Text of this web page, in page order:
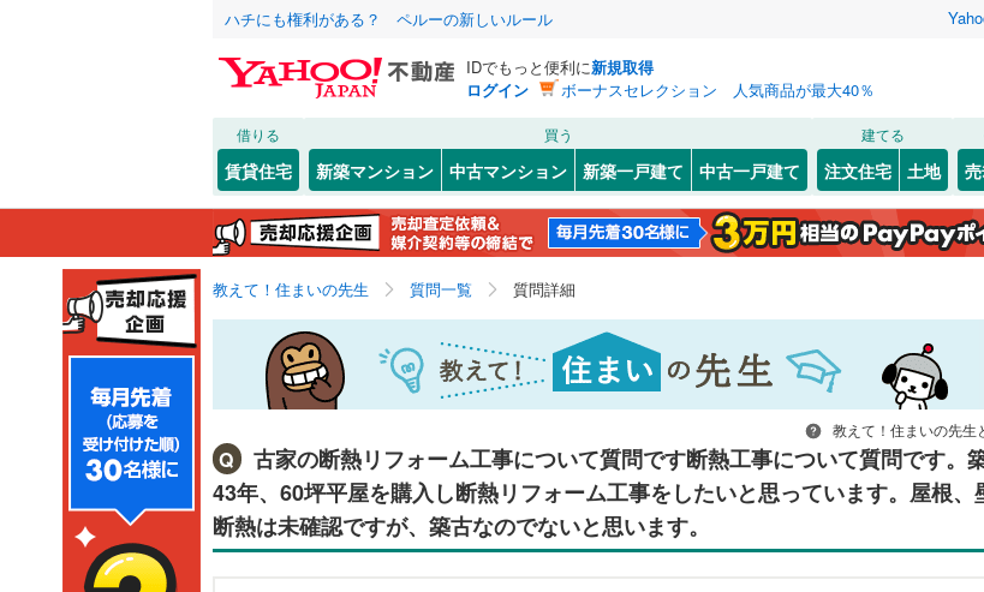
ハチにも権利がある？ ペルーの新しいルール
IDでもっと便利に新規取得
ログイン
ボーナスセレクション 人気商品が最大40％
借りる
賃貸住宅
買う
新築マンション 中古マンション 新築一戸建て 中古一戸建て
建てる
注文住宅 土地
教えて！住まいの先生 質問一覧 質問詳細
教えて！住まいの先生
Q
古家の断熱リフォーム工事について質問です断熱工事について質問です。
43年、60坪平屋を購入し断熱リフォーム工事をしたいと思っています。屋根、
断熱は未確認ですが、築古なのでないと思います。